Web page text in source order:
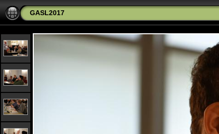
GASL2017